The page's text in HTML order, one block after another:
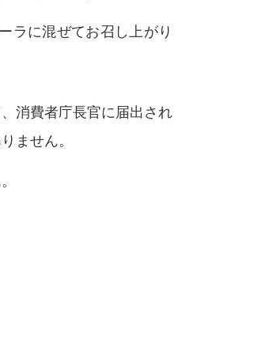
ラに混ぜてお召し上がり
消費者庁長官に届出され
ません。